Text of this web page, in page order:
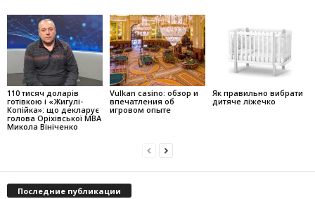
110 тисяч доларів
готівкою і «Жигулі-
Копійка»: що декларує
голова Оріхівської МВА
Микола Вініченко
Vulkan casino: обзор и
впечатления об
игровом опыте
Як правильно вибрати
дитяче ліжечко
Последние публикации